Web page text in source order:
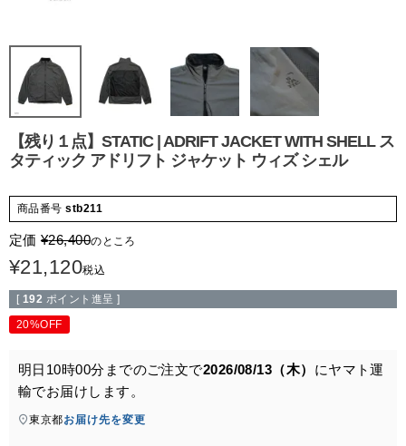
【残り１点】STATIC | ADRIFT JACKET WITH SHELL ス
タティック アドリフト ジャケット ウィズ シェル
商品番号 stb211
定価 ¥26,400のところ
¥21,120税込
[ 192 ポイント進呈 ]
20%OFF
明日 10時00分 までのご注文で2026/08/13（木） にヤマト運
輸でお届けします。
東京都お届け先を変更